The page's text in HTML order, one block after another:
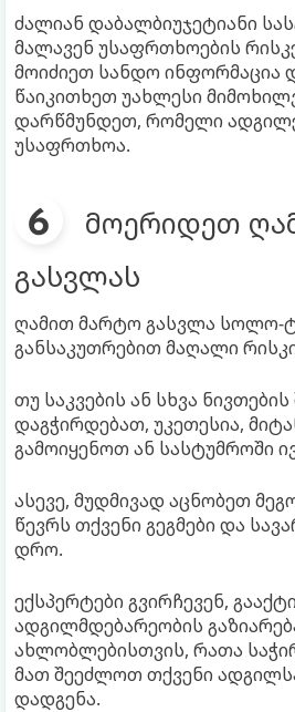
ძალიან დაბალბიუჯეტიანი
მალავენ უსაფრთხოების
მოიძიეთ სანდო ინფორმაცია
წაიკითხეთ უახლესი
დარწმუნდეთ, რომელი
უსაფრთხოა.
მოერიდეთ
გასვლას
ღამით მარტო გასვლა სოლო-
განსაკუთრებით მაღალი
თუ საკვების ან სხვა ნივთების
დაგჭირდებათ, უკეთესია,
გამოიყენოთ ან სასტუმროში
ასევე, მუდმივად აცნობეთ
წევრს თქვენი გეგმები და
დრო.
ექსპერტები გვირჩევენ,
ადგილმდებარეობის
ახლობლებისთვის, რათა
მათ შეეძლოთ თქვენი
დადგენა.